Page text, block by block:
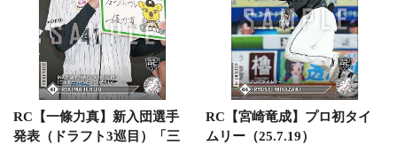
RC【一條力真】新入団選手
発表（ドラフト3巡目）「三
RC【宮崎竜成】プロ初タイ
ムリー（25.7.19）